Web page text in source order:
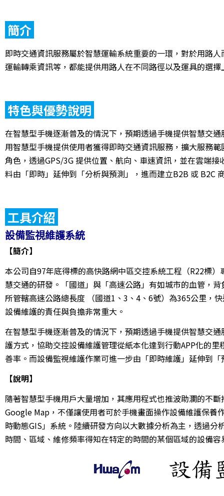
簡介
即時交通資訊服務屬於智慧運輸系統重要的一環，對於用路
運輸轉乘資訊等，都能提供用路人在不同路徑以及運具的選
特色與優勢說明
在智慧型手機逐漸普及的情況下，預期透過手機提供智慧交
用智慧型手機提供使用者獲得即時交通資訊服務，擴大服務
角色，透過GPS/3G 提供位置、航向、車速資訊，並在雲端
料由「即時」延伸到「分析與預測」，進而建立B2B 或 B2C
工具介紹
設備監視維護系統
【簡介】
本公司自97年底得標的高快路網中區交控系統工程（R22標
慧交通的研發。「國道」與「高速公路」有如城市的血管，
所管轄高速公路總長度 （國道1、3、4、6號）為365公里，
設備維護的責任與負擔非常重大。
在智慧型手機逐漸普及的情況下，預期透過手機提供智慧交
護方式，協助交控設備維護管理從紙本化達到行動APP化的
善率。而設備監視維護作業可進一步由「即時維護」延伸到
【說明】
隨著智慧型手機用戶大量增加，其應用程式也推波助瀾的不
Google Map，不僅讓使用者可於手機畫面操作設備維護保養
時動態GIS」系統。陸續研發方向以大數據分析為主，透過
時間、區域、維修頻率得知在特定的時間的某個區域的設備